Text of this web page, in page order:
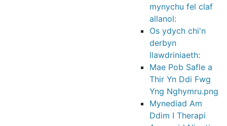
mynychu fel claf
allanol:
Os ydych chi'n
derbyn
llawdriniaeth:
Mae Pob Safle a
Thir Yn Ddi Fwg
Yng Nghymru.png
Mynediad Am
Ddim I Therapi